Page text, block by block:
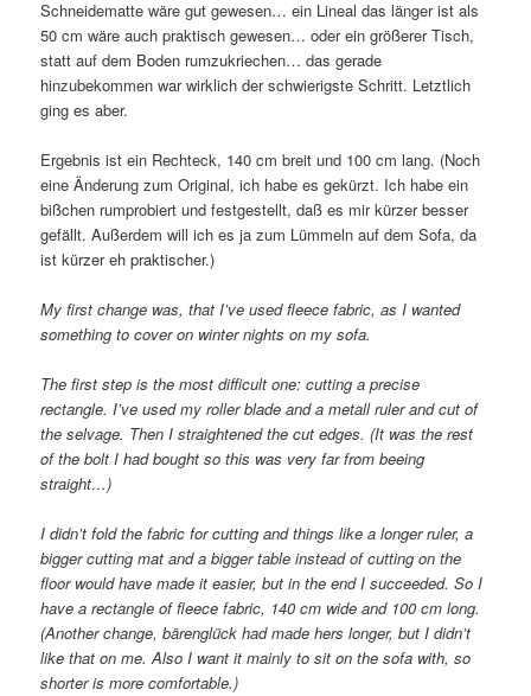
Schneidematte wäre gut gewesen… ein Lineal das länger ist als
50 cm wäre auch praktisch gewesen… oder ein größerer Tisch,
statt auf dem Boden rumzukriechen… das gerade
hinzubekommen war wirklich der schwierigste Schritt. Letztlich
ging es aber.
Ergebnis ist ein Rechteck, 140 cm breit und 100 cm lang. (Noch
eine Änderung zum Original, ich habe es gekürzt. Ich habe ein
bißchen rumprobiert und festgestellt, daß es mir kürzer besser
gefällt. Außerdem will ich es ja zum Lümmeln auf dem Sofa, da
ist kürzer eh praktischer.)
My first change was, that I’ve used fleece fabric, as I wanted
something to cover on winter nights on my sofa.
The first step is the most difficult one: cutting a precise
rectangle. I’ve used my roller blade and a metall ruler and cut of
the selvage. Then I straightened the cut edges. (It was the rest
of the bolt I had bought so this was very far from beeing
straight…)
I didn’t fold the fabric for cutting and things like a longer ruler, a
bigger cutting mat and a bigger table instead of cutting on the
floor would have made it easier, but in the end I succeeded. So I
have a rectangle of fleece fabric, 140 cm wide and 100 cm long.
(Another change, bärenglück had made hers longer, but I didn’t
like that on me. Also I want it mainly to sit on the sofa with, so
shorter is more comfortable.)